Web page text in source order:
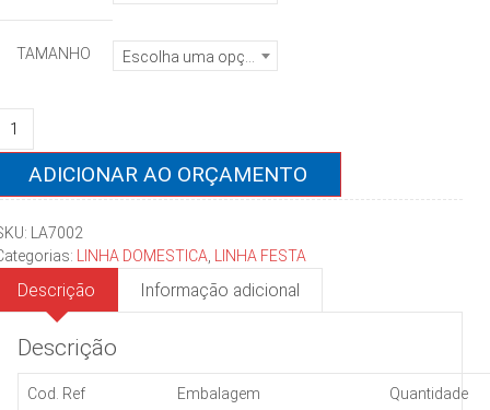
TAMANHO
ADICIONAR AO ORÇAMENTO
LA7002
LINHA DOMESTICA LINHA FESTA
Descrição Informação adicional
Descrição
Cod. Ref Embalagem Quantidade